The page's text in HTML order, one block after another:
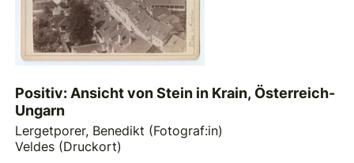
Positiv: Ansicht von Stein in Krain, Österreich-
Ungarn
Lergetporer, Benedikt (Fotograf:in)
Veldes (Druckort)